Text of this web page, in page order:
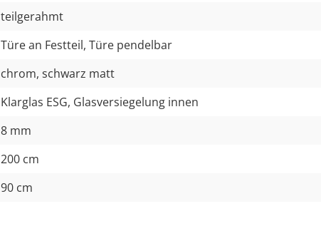
teilgerahmt
Türe an Festteil, Türe pendelbar
chrom, schwarz matt
Klarglas ESG, Glasversiegelung innen
8 mm
200 cm
90 cm